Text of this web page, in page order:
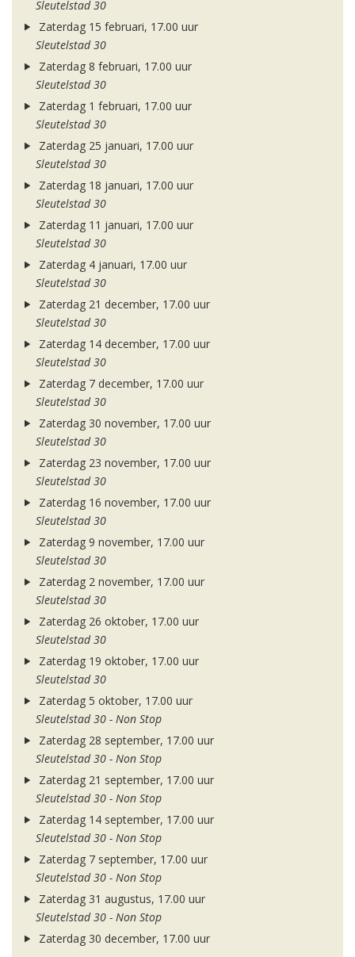
Sleutelstad 30
Zaterdag 15 februari, 17.00 uur
Sleutelstad 30
Zaterdag 8 februari, 17.00 uur
Sleutelstad 30
Zaterdag 1 februari, 17.00 uur
Sleutelstad 30
Zaterdag 25 januari, 17.00 uur
Sleutelstad 30
Zaterdag 18 januari, 17.00 uur
Sleutelstad 30
Zaterdag 11 januari, 17.00 uur
Sleutelstad 30
Zaterdag 4 januari, 17.00 uur
Sleutelstad 30
Zaterdag 21 december, 17.00 uur
Sleutelstad 30
Zaterdag 14 december, 17.00 uur
Sleutelstad 30
Zaterdag 7 december, 17.00 uur
Sleutelstad 30
Zaterdag 30 november, 17.00 uur
Sleutelstad 30
Zaterdag 23 november, 17.00 uur
Sleutelstad 30
Zaterdag 16 november, 17.00 uur
Sleutelstad 30
Zaterdag 9 november, 17.00 uur
Sleutelstad 30
Zaterdag 2 november, 17.00 uur
Sleutelstad 30
Zaterdag 26 oktober, 17.00 uur
Sleutelstad 30
Zaterdag 19 oktober, 17.00 uur
Sleutelstad 30
Zaterdag 5 oktober, 17.00 uur
Sleutelstad 30 - Non Stop
Zaterdag 28 september, 17.00 uur
Sleutelstad 30 - Non Stop
Zaterdag 21 september, 17.00 uur
Sleutelstad 30 - Non Stop
Zaterdag 14 september, 17.00 uur
Sleutelstad 30 - Non Stop
Zaterdag 7 september, 17.00 uur
Sleutelstad 30 - Non Stop
Zaterdag 31 augustus, 17.00 uur
Sleutelstad 30 - Non Stop
Zaterdag 30 december, 17.00 uur